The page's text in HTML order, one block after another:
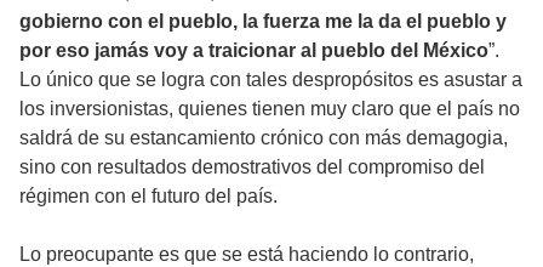
gobierno con el pueblo, la fuerza me la da el pueblo y
por eso jamás voy a traicionar al pueblo del México”.
Lo único que se logra con tales despropósitos es asustar a
los inversionistas, quienes tienen muy claro que el país no
saldrá de su estancamiento crónico con más demagogia,
sino con resultados demostrativos del compromiso del
régimen con el futuro del país.
Lo preocupante es que se está haciendo lo contrario,